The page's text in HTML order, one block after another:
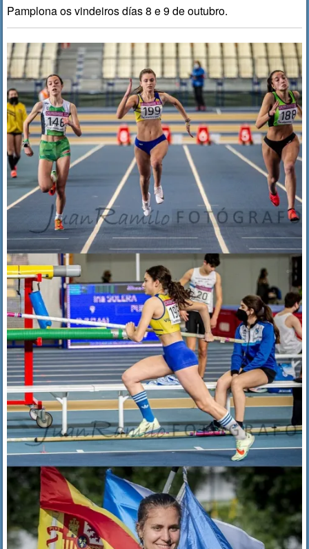
Pamplona os vindeiros días 8 e 9 de outubro.